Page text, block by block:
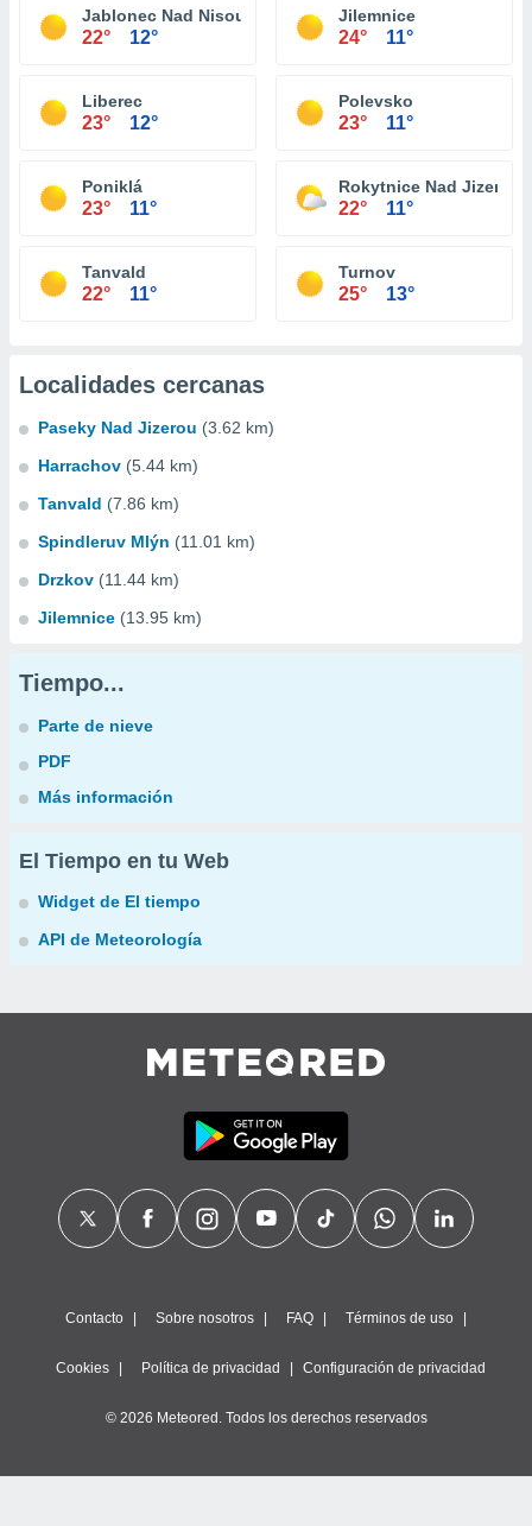
Jablonec Nad Nisou
22° 12°
Jilemnice
24° 11°
Liberec
23° 12°
Polevsko
23° 11°
Poniklá
23° 11°
Rokytnice Nad Jizerou
22° 11°
Tanvald
22° 11°
Turnov
25° 13°
Localidades cercanas
Paseky Nad Jizerou (3.62 km)
Harrachov (5.44 km)
Tanvald (7.86 km)
Spindleruv Mlýn (11.01 km)
Drzkov (11.44 km)
Jilemnice (13.95 km)
Tiempo...
Parte de nieve
PDF
Más información
El Tiempo en tu Web
Widget de El tiempo
API de Meteorología
Contacto Sobre nosotros FAQ Términos de uso
Cookies Política de privacidad Configuración de privacidad
© 2026 Meteored. Todos los derechos reservados